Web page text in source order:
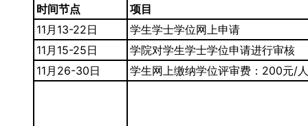
时间节点
项目
11月13-22日
学生学士学位网上申请
11月15-25日
学院对学生学士学位申请进行审核
11月26-30日
学生网上缴纳学位评审费：200元/人